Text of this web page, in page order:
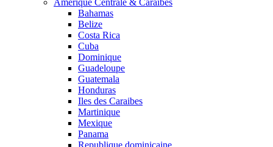
Amérique Centrale & Caraïbes
Bahamas
Belize
Costa Rica
Cuba
Dominique
Guadeloupe
Guatemala
Honduras
Iles des Caraibes
Martinique
Mexique
Panama
Republique dominicaine